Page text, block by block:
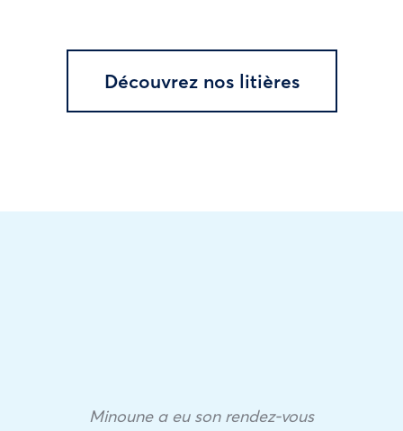
Découvrez nos litières
Minoune a eu son rendez-vous